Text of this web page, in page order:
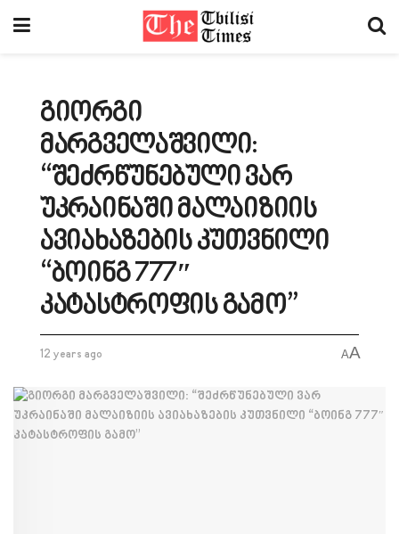
გიორგი
მარგველაშვილი:
“შეძრწუნებული ვარ
უკრაინაში მალაიზიის
ავიახაზების კუთვნილი
“ბოინგ 777″
კატასტროფის გამო”
12 years ago AA